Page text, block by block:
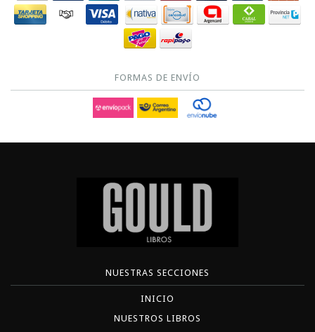
FORMAS DE ENVÍO
NUESTRAS SECCIONES
INICIO
NUESTROS LIBROS